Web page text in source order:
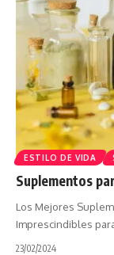
ESTILO DE VIDA
Suplementos
Los Mejores
Imprescindibles
23/02/2024